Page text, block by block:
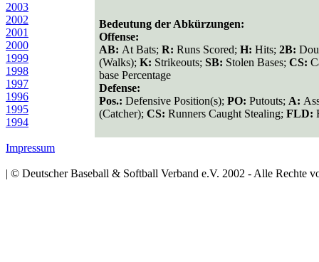
2003
2002
2001
2000
1999
1998
1997
1996
1995
1994
Impressum
Bedeutung der Abkürzungen:
Offense:
AB: At Bats; R: Runs Scored; H: Hits; 2B:
(Walks); K: Strikeouts; SB: Stolen Bases; CS:
base Percentage
Defense:
Pos.: Defensive Position(s); PO: Putouts; A:
(Catcher); CS: Runners Caught Stealing; FLD:
| © Deutscher Baseball & Softball Verband e.V. 2002 - Alle Rechte